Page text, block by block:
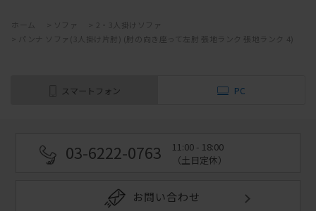
ホーム ソファ
2・3人掛けソファ
パンナ ソファ(3人掛け片肘) (肘の向き座って左肘 張地ランク 張地ランク 4)
スマートフォン PC
03-6222-0763
11:00 - 18:00
（土日定休）
お問い合わせ